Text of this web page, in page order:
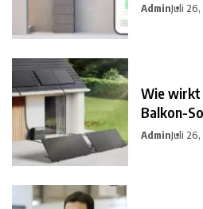
AdminJuli
Wie wirkt
Balkon-
AdminJuli